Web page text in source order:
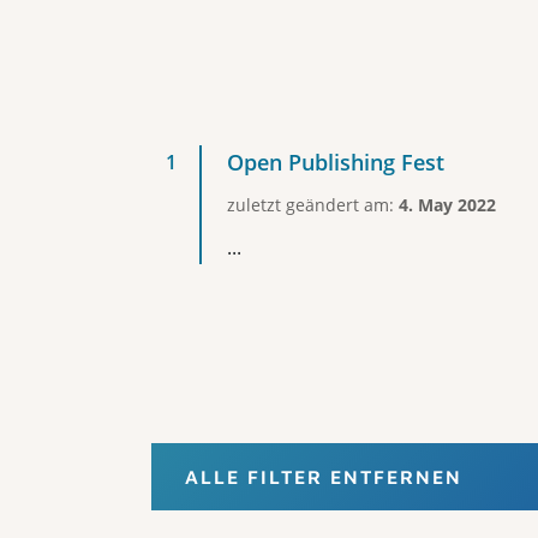
Open Publishing Fest
zuletzt geändert am: 4. May 2022
...
ALLE FILTER ENTFERNEN